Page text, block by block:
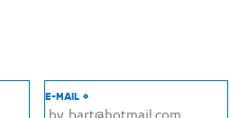
E-MAIL *